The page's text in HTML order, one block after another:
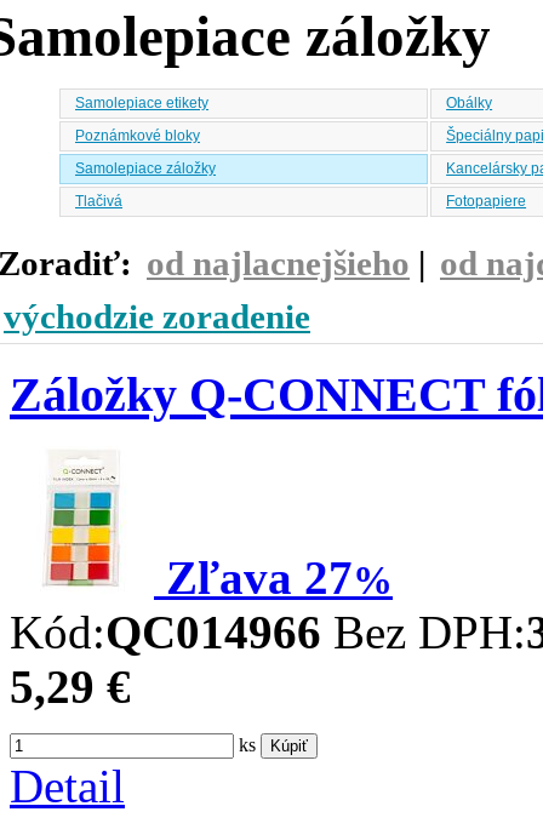
záložky
Samolepiace etikety
Obálky
Poznámkové bloky
Špeciálny
Samolepiace záložky
Kancelársky
Tlačivá
Fotopapiere
od najlacnejšieho | od
východzie zoradenie
Záložky Q-CONNECT
Zľava 27%
Kód:QC014966 Bez DPH:
5,29 €
ks Kúpiť
Detail